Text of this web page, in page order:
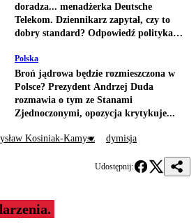
doradza... menadżerka Deutsche
Telekom. Dziennikarz zapytał, czy to
dobry standard? Odpowiedź polityka
Polska
Broń jądrowa będzie rozmieszczona w
Polsce? Prezydent Andrzej Duda
rozmawia o tym ze Stanami
Zjednoczonymi, opozycja krytykuje...
Kosiniak-Kamysz dymisja
Udostępnij: